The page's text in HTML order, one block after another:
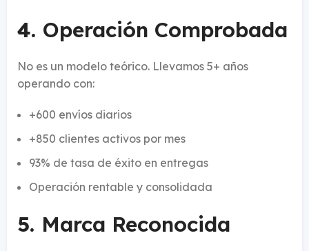
4. Operación Comprobada
No es un modelo teórico. Llevamos 5+ años
operando con:
+600 envíos diarios
+850 clientes activos por mes
93% de tasa de éxito en entregas
Operación rentable y consolidada
5. Marca Reconocida